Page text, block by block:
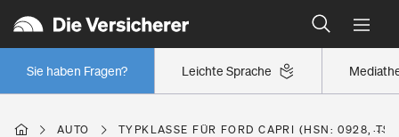
Leichte Sprache
Sie haben Fragen?
Wer versichert was: Jetzt Versicherer finden
Regionalklassen: So ist Ihre Region eingestuft
Wer versichert was: Jetzt Versicherer finden
AUTO TYPKLASSE FÜR FORD CAPRI (HSN: 0928,